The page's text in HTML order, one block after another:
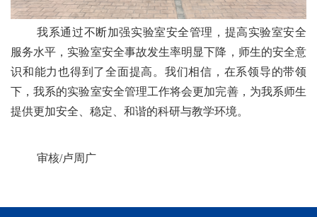
我系通过不断加强实验室安全管理，提高实验室安全
服务水平， 实验室安全事故发生率明显下降，师生的安全意
识和能力也得到了全面提高。我们相信，在系领导的带领
下，我系的实验室安全管理工作将会更加完善，为我系师生
提供更加安全、稳定、和谐的科研与教学环境。
审核/卢周广